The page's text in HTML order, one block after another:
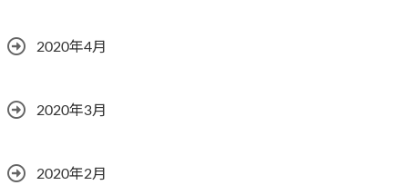
2020年4月
2020年3月
2020年2月